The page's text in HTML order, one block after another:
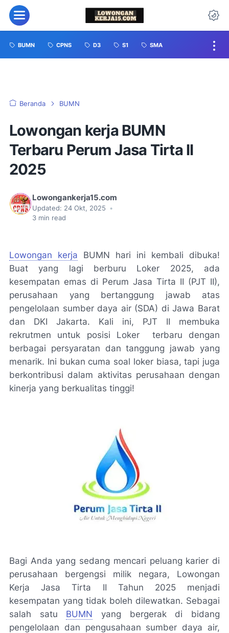
BUMN CPNS D3 S1 SMA
Beranda BUMN
Lowongan kerja BUMN
Terbaru Perum Jasa Tirta II
2025
Lowongankerja15.com
Updated: 24 Okt, 2025
•
3 min read
Lowongan kerja BUMN hari ini kembali dibuka!
Buat yang lagi berburu Loker 2025, ada
kesempatan emas di Perum Jasa Tirta II (PJT II),
perusahaan yang bertanggung jawab atas
pengelolaan sumber daya air (SDA) di Jawa Barat
dan DKI Jakarta. Kali ini, PJT II membuka
rekrutmen untuk posisi Loker terbaru dengan
berbagai persyaratan dan tanggung jawab yang
menarik. Ini bukan cuma soal loker biasa, tapi juga
berkontribusi dalam aktivitas perusahaan dengan
kinerja yang berkualitas tinggi!
Bagi Anda yang sedang mencari peluang karier di
perusahaan bergengsi milik negara, Lowongan
Kerja Jasa Tirta II Tahun 2025 menjadi
kesempatan yang tidak boleh dilewatkan. Sebagai
salah satu BUMN yang bergerak di bidang
pengelolaan dan pengusahaan sumber daya air,